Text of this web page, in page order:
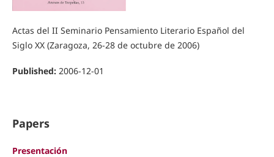
Actas del II Seminario Pensamiento Literario Español del
Siglo XX (Zaragoza, 26-28 de octubre de 2006)
Published: 2006-12-01
Papers
Presentación